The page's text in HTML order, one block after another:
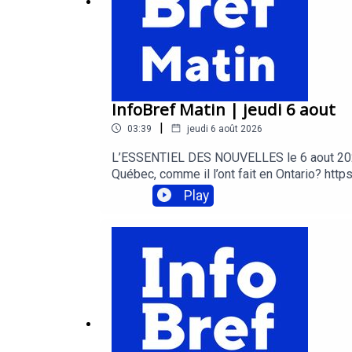
InfoBref Matin | jeudi 6 aout
03:39 | jeudi 6 août 2026
L’ESSENTIEL DES NOUVELLES le 6
Québec, comme il l’ont fait en Ontario?
rentable: https://infobref.com/article-
https://infobref.com/infolettres InfoBref
Pierra: editeur@infobref.com
Play